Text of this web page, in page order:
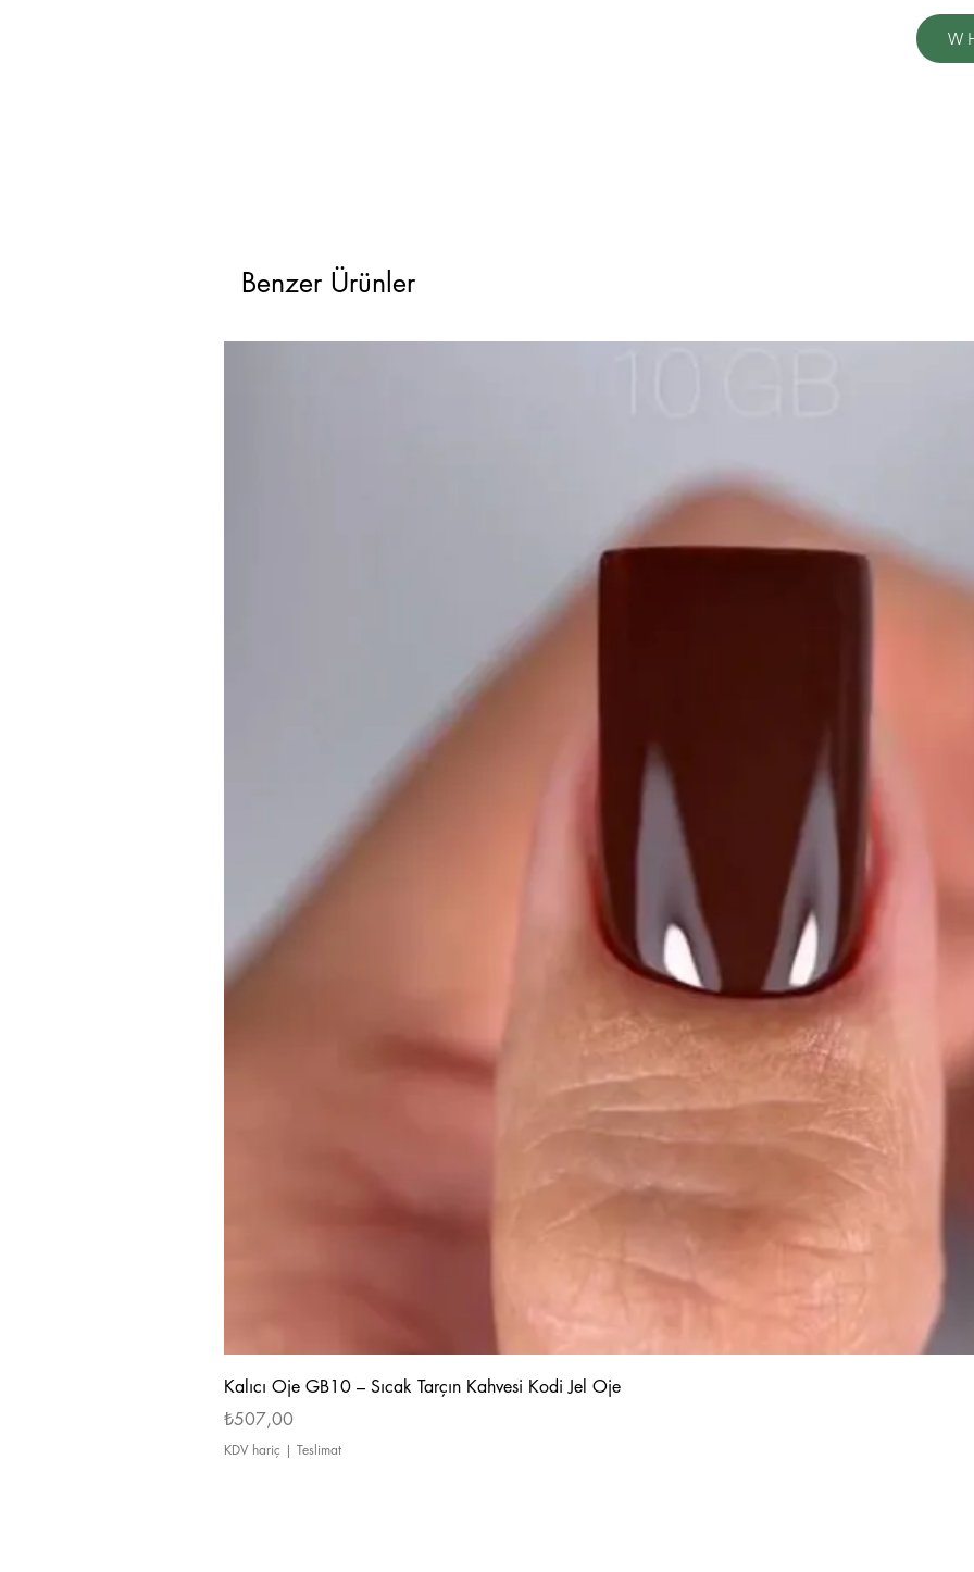
Benzer Ürünler
Kalıcı Oje GB10 – Sıcak Tarçın Kahvesi Kodi Jel Oje
Fiyat
₺507,00
KDV hariç | Teslimat